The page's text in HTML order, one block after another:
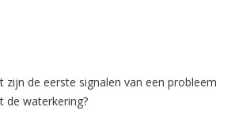
zijn de eerste signalen van een probleem
de waterkering?